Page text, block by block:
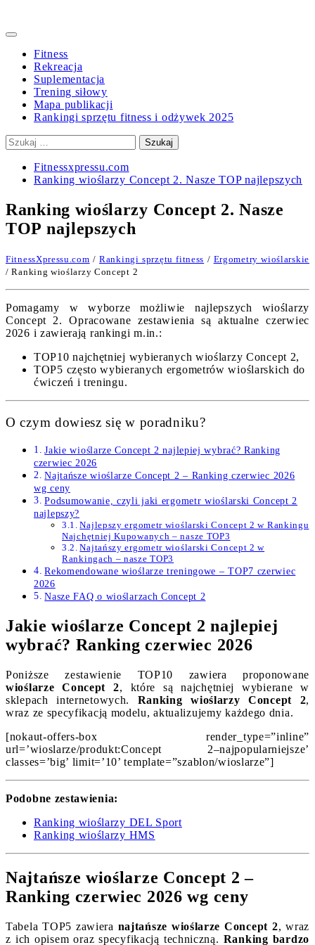
Primary
Fitness
Rekreacja
Suplementacja
Trening siłowy
Mapa publikacji
Rankingi sprzętu fitness i odżywek 2025
Szukaj:
Fitnessxpressu.com
Ranking wioślarzy Concept 2. Nasze TOP najlepszych
Ranking wioślarzy Concept 2. Nasze
TOP najlepszych
FitnessXpressu.com /Rankingi sprzętu fitness / Ergometry wioślarskie
/ Ranking wioślarzy Concept 2
Pomagamy w wyborze możliwie najlepszych wioślarzy
Concept 2. Opracowane zestawienia są aktualne czerwiec
2026 i zawierają rankingi m.in.:
TOP10 najchętniej wybieranych wioślarzy Concept 2,
TOP5 często wybieranych ergometrów wioślarskich do
ćwiczeń i treningu.
O czym dowiesz się w poradniku?
Jakie wioślarze Concept 2 najlepiej wybrać? Ranking
czerwiec 2026
Najtańsze wioślarze Concept 2 – Ranking czerwiec 2026
wg ceny
Podsumowanie, czyli jaki ergometr wioślarski Concept 2
najlepszy?
Najlepszy ergometr wioślarski Concept 2 w Rankingu
Najchętniej Kupowanych – nasze TOP3
Najtańszy ergometr wioślarski Concept 2 w
Rankingach – nasze TOP3
Rekomendowane wioślarze treningowe – TOP7 czerwiec
2026
Nasze FAQ o wioślarzach Concept 2
Jakie wioślarze Concept 2 najlepiej
wybrać? Ranking czerwiec 2026
Poniższe zestawienie TOP10 zawiera proponowane
wioślarze Concept 2, które są najchętniej wybierane w
sklepach internetowych. Ranking wioślarzy Concept 2,
wraz ze specyfikacją modelu, aktualizujemy każdego dnia.
[nokaut-offers-box render_type=”inline”
url=’wioslarze/produkt:Concept 2–najpopularniejsze’
classes=’big’ limit=’10’ template=”szablon/wioslarze”]
Podobne zestawienia:
Ranking wioślarzy DEL Sport
Ranking wioślarzy HMS
Najtańsze wioślarze Concept 2 –
Ranking czerwiec 2026 wg ceny
Tabela TOP5 zawiera najtańsze wioślarze Concept 2, wraz
z ich opisem oraz specyfikacją techniczną. Ranking bardzo